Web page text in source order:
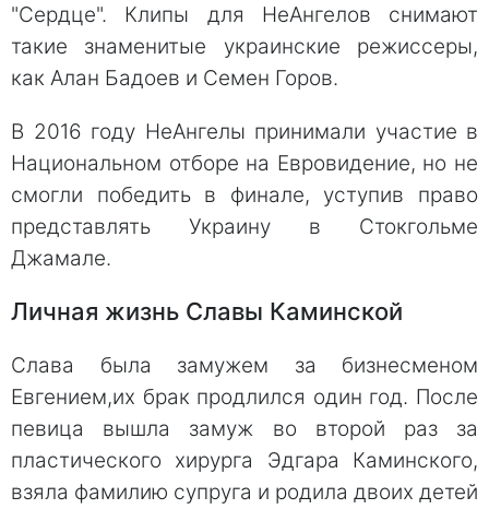
"Сердце". Клипы для НеАнгелов снимают
такие знаменитые украинские режиссеры,
как Алан Бадоев и Семен Горов.
В 2016 году НеАнгелы принимали участие в
Национальном отборе на Евровидение, но не
смогли победить в финале, уступив право
представлять Украину в Стокгольме
Джамале.
Личная жизнь Славы Каминской
Слава была замужем за бизнесменом
Евгением,их брак продлился один год. После
певица вышла замуж во второй раз за
пластического хирурга Эдгара Каминского,
взяла фамилию супруга и родила двоих детей